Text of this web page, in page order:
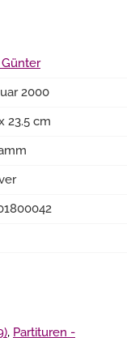
2000
23.5 cm
, Partituren -